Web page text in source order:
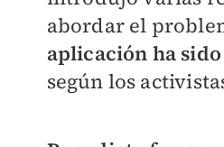
abordar el
aplicación ha
según los